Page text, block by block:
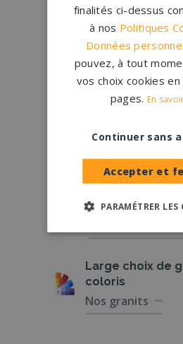
Conception
Qui sommes-
sur-
Configurateur
1.200
Large choix de
coloris
Nos granits
finalités ci-dessus
à nos Politiques
Données
pouvez, à tout
vos choix cookies
pages. En
Accepter et
Continuer sans
PARAMÉTRER LES